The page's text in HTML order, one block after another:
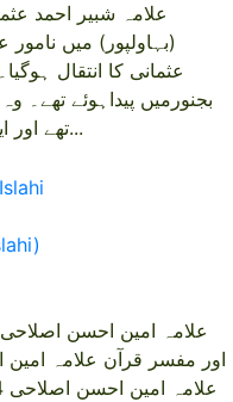
(بہاولپور) میں
بجنورمیں پیداہوئے تھے۔
تھے اور ایک طویل عرصہ تک اس دارالعلوم میں...
اور مفسر قرآن علامہ امین